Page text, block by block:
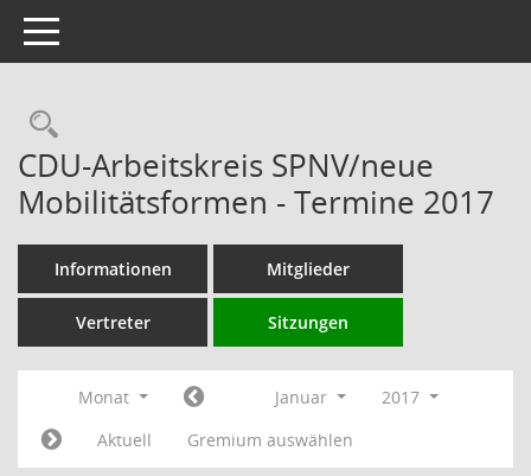
Toggle navigation
Rechercheauswahl
CDU-Arbeitskreis SPNV/neue
Mobilitätsformen - Termine 2017
Informationen Mitglieder
Vertreter Sitzungen
Monat Januar
2017
Aktuell
Gremium auswählen